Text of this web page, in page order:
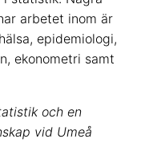
arbetet inom är
epidemiologi,
ekonometri samt
och en
vid Umeå